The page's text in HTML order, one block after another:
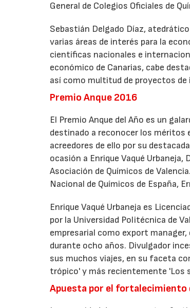
General de Colegios Oficiales de
Sebastián Delgado Díaz,
varias áreas de interés para la
científicas nacionales e
económico de Canarias, cabe
así como multitud de proyectos
Premio Anque 2016
El Premio Anque del Año es un
destinado a reconocer los méritos
acreedores de ello por su
ocasión a Enrique Vaqué
Asociación de Químicos de
Nacional de Químicos de España,
Enrique Vaqué Urbaneja es
por la Universidad Politécnica de
empresarial como export
durante ocho años. Divulgador
sus muchos viajes, en su faceta
trópico' y más recientemente 'Los
Apuesta por el fortalecimiento